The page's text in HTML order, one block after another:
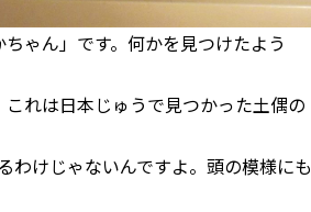
ゃん」です。何かを見つけたよう
れは日本じゅうで見つかった土偶の
わけじゃないんですよ。頭の模様にも